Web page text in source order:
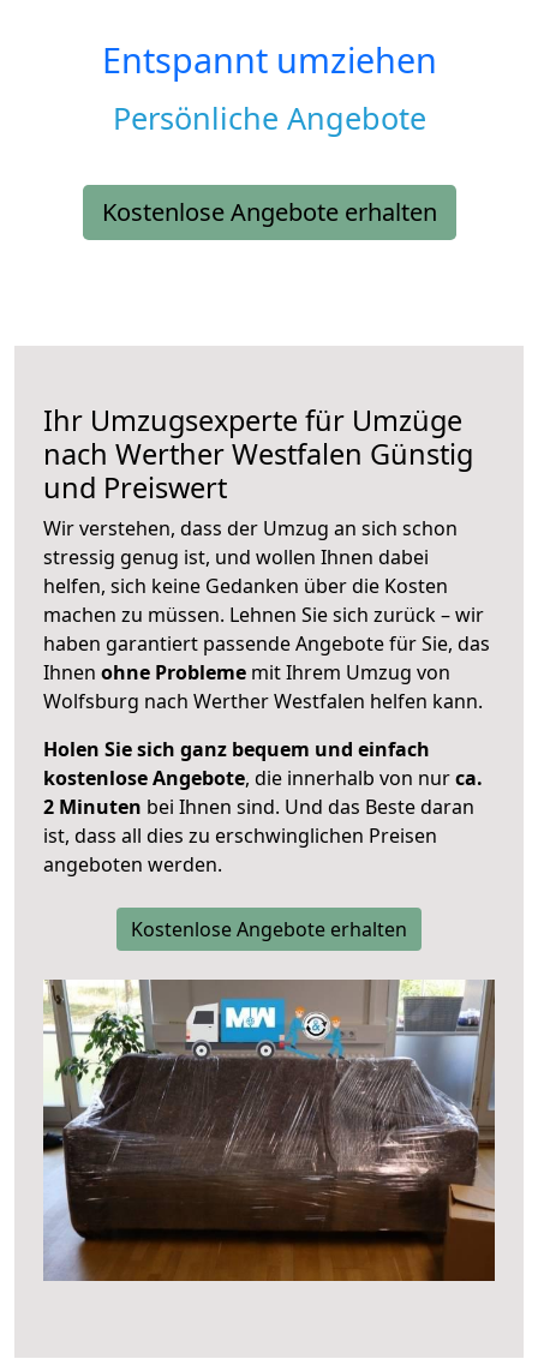
Entspannt umziehen
Persönliche Angebote
Kostenlose Angebote erhalten
Ihr Umzugsexperte für Umzüge
nach Werther Westfalen Günstig
und Preiswert
Wir verstehen, dass der Umzug an sich schon
stressig genug ist, und wollen Ihnen dabei
helfen, sich keine Gedanken über die Kosten
machen zu müssen. Lehnen Sie sich zurück – wir
haben garantiert passende Angebote für Sie, das
Ihnen ohne Probleme mit Ihrem Umzug von
Wolfsburg nach Werther Westfalen helfen kann.
Holen Sie sich ganz bequem und einfach
kostenlose Angebote, die innerhalb von nurca.
2 Minuten bei Ihnen sind. Und das Beste daran
ist, dass all dies zu erschwinglichen Preisen
angeboten werden.
Kostenlose Angebote erhalten